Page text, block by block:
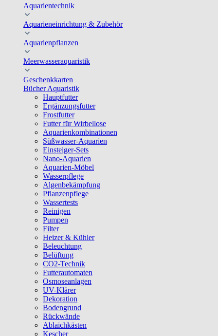
Aquarientechnik
Aquarieneinrichtung & Zubehör
Aquarienpflanzen
Meerwasseraquaristik
Geschenkkarten
Bücher Aquaristik
Hauptfutter
Ergänzungsfutter
Frostfutter
Futter für Wirbellose
Aquarienkombinationen
Süßwasser-Aquarien
Einsteiger-Sets
Nano-Aquarien
Aquarien-Möbel
Wasserpflege
Algenbekämpfung
Pflanzenpflege
Wassertests
Reinigen
Pumpen
Filter
Heizer & Kühler
Beleuchtung
Belüftung
CO2-Technik
Futterautomaten
Osmoseanlagen
UV-Klärer
Dekoration
Bodengrund
Rückwände
Ablaichkästen
Kescher